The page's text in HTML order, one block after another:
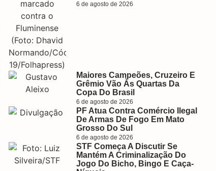
6 de agosto de 2026
Maiores Campeões, Cruzeiro E
Grêmio Vão Às Quartas Da
Copa Do Brasil
6 de agosto de 2026
PF Atua Contra Comércio Ilegal
De Armas De Fogo Em Mato
Grosso Do Sul
6 de agosto de 2026
STF Começa A Discutir Se
Mantém A Criminalização Do
Jogo Do Bicho, Bingo E Caça-